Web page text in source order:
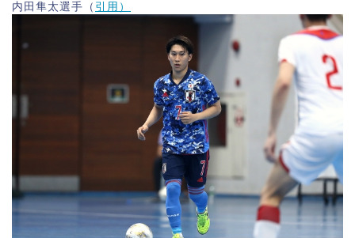
内田隼太選手（ 引用）